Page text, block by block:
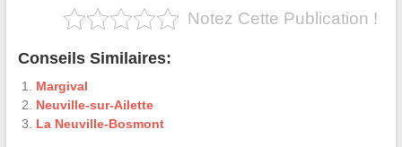
Notez Cette Publication !
Conseils Similaires:
Margival
Neuville-sur-Ailette
La Neuville-Bosmont